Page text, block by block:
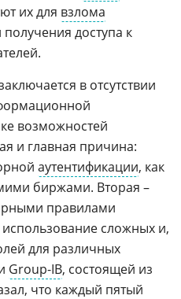
их для взлома
доступа к
в отсутствии
возможностей
и главная причина:
аутентификации, как
биржами. Вторая –
правилами
сложных и,
для различных
Group-IB, состоящей из
что каждый пятый